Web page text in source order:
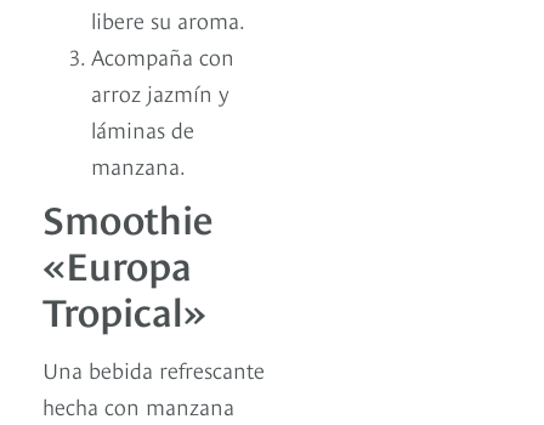
libere su aroma.
Acompaña con
arroz jazmín y
láminas de
manzana.
Smoothie
«Europa
Tropical»
Una bebida refrescante
hecha con manzana